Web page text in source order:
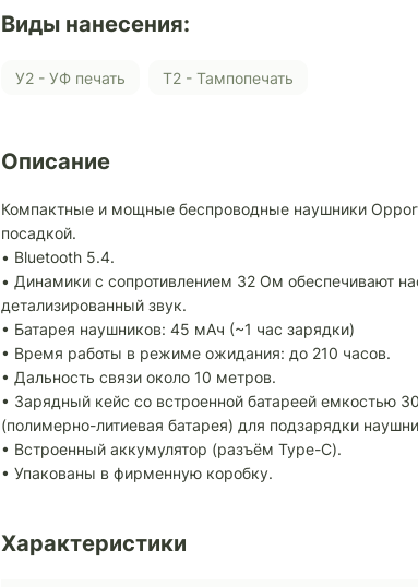
Виды нанесения:
У2 - УФ печать Т2 - Тампопечать
Описание
Компактные и мощные беспроводные наушники
посадкой.
• Bluetooth 5.4.
• Динамики с сопротивлением 32 Ом обеспечивают
детализированный звук.
• Батарея наушников: 45 мАч (~1 час зарядки)
• Время работы в режиме ожидания: до 210 часов.
• Дальность связи около 10 метров.
• Зарядный кейс со встроенной батареей емкостью
(полимерно-литиевая батарея) для подзарядки
• Встроенный аккумулятор (разъём Type-C).
• Упакованы в фирменную коробку.
Характеристики